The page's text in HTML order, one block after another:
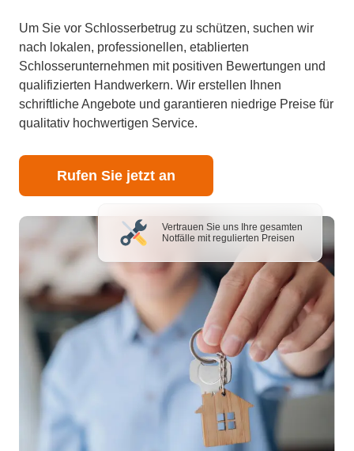
Um Sie vor Schlosserbetrug zu schützen, suchen wir
nach lokalen, professionellen, etablierten
Schlosserunternehmen mit positiven Bewertungen und
qualifizierten Handwerkern. Wir erstellen Ihnen
schriftliche Angebote und garantieren niedrige Preise für
qualitativ hochwertigen Service.
Rufen Sie jetzt an
Vertrauen Sie uns Ihre gesamten
Notfälle mit regulierten Preisen